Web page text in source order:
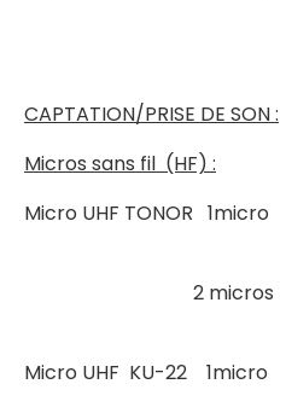
CAPTATION/PRISE DE SON :
Micros sans fil (HF) :
Micro UHF
2
Micro UHF